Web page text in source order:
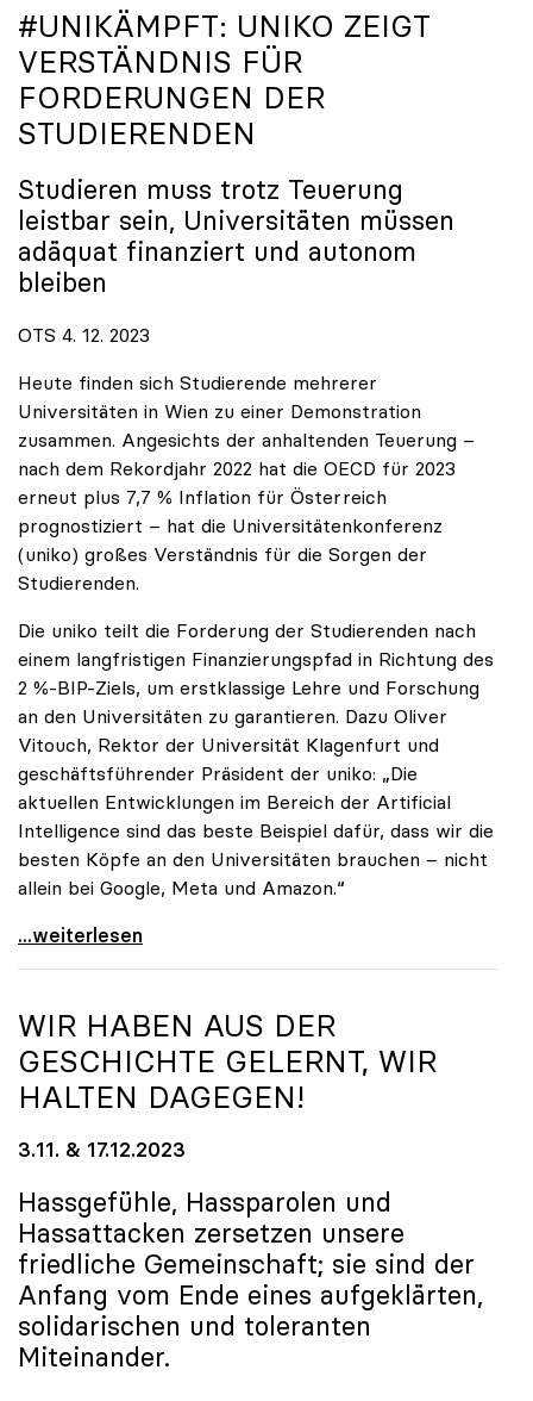
#UNIKÄMPFT: UNIKO ZEIGT
VERSTÄNDNIS FÜR
FORDERUNGEN DER
STUDIERENDEN
Studieren muss trotz Teuerung
leistbar sein, Universitäten müssen
adäquat finanziert und autonom
bleiben
OTS 4. 12. 2023
Heute finden sich Studierende mehrerer
Universitäten in Wien zu einer Demonstration
zusammen. Angesichts der anhaltenden Teuerung –
nach dem Rekordjahr 2022 hat die OECD für 2023
erneut plus 7,7 % Inflation für Österreich
prognostiziert – hat die Universitätenkonferenz
(uniko) großes Verständnis für die Sorgen der
Studierenden.
Die uniko teilt die Forderung der Studierenden nach
einem langfristigen Finanzierungspfad in Richtung des
2 %-BIP-Ziels, um erstklassige Lehre und Forschung
an den Universitäten zu garantieren. Dazu Oliver
Vitouch, Rektor der Universität Klagenfurt und
geschäftsführender Präsident der uniko: „Die
aktuellen Entwicklungen im Bereich der Artificial
Intelligence sind das beste Beispiel dafür, dass wir die
besten Köpfe an den Universitäten brauchen – nicht
allein bei Google, Meta und Amazon.“
#unikämpft: uniko zeigt Verständnis für
...weiterlesen
WIR HABEN AUS DER
GESCHICHTE GELERNT, WIR
HALTEN DAGEGEN!
3.11. & 17.12.2023
Hassgefühle, Hassparolen und
Hassattacken zersetzen unsere
friedliche Gemeinschaft; sie sind der
Anfang vom Ende eines aufgeklärten,
solidarischen und toleranten
Miteinander.